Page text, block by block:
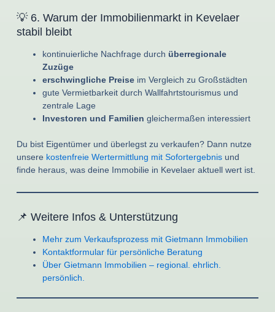
💡 6. Warum der Immobilienmarkt in Kevelaer
stabil bleibt
kontinuierliche Nachfrage durch überregionale
Zuzüge
erschwingliche Preiseim Vergleich zu Großstädten
gute Vermietbarkeit durch Wallfahrtstourismus und
zentrale Lage
Investoren und Familien gleichermaßen interessiert
Du bist Eigentümer und überlegst zu verkaufen? Dann nutze
unsere kostenfreie Wertermittlung mit Sofortergebnisund
finde heraus, was deine Immobilie in Kevelaer aktuell wert ist.
📌 Weitere Infos & Unterstützung
Mehr zum Verkaufsprozess mit Gietmann Immobilien
Kontaktformular für persönliche Beratung
Über Gietmann Immobilien – regional. ehrlich.
persönlich.